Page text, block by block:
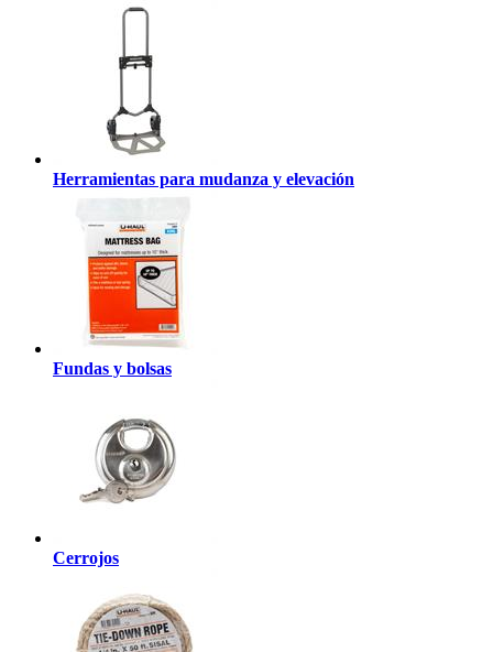
Herramientas para mudanza y elevación
Fundas y bolsas
Cerrojos